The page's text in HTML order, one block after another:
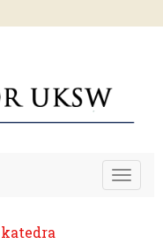
Toggle